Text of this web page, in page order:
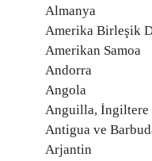
Almanya
Amerika Birleşik
Amerikan Samoa
Andorra
Angola
Anguilla, İngiltere
Antigua ve
Arjantin